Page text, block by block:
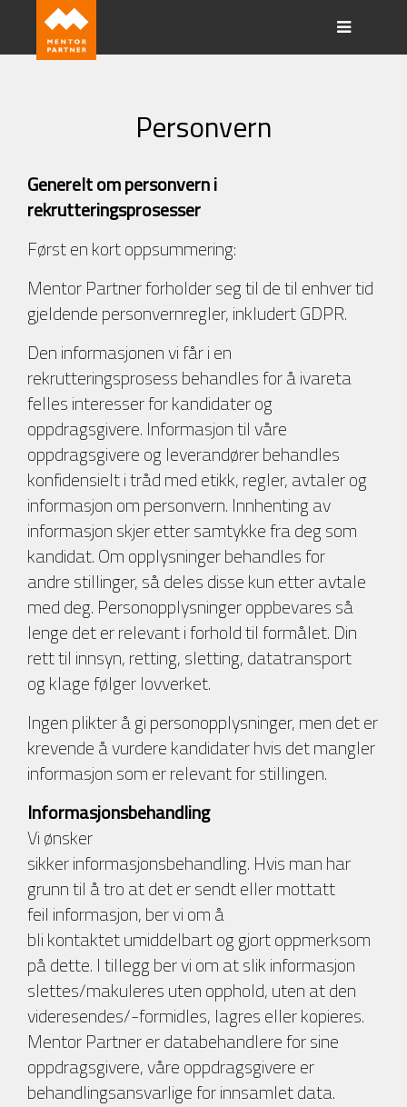
Personvern
Generelt om personvern i
rekrutteringsprosesser
Først en kort oppsummering:
Mentor Partner forholder seg til de til enhver tid
gjeldende personvernregler, inkludert GDPR.
Den informasjonen vi får i en
rekrutteringsprosess behandles for å ivareta
felles interesser for kandidater og
oppdragsgivere. Informasjon til våre
oppdragsgivere og leverandører behandles
konfidensielt i tråd med etikk, regler, avtaler og
informasjon om personvern. Innhenting av
informasjon skjer etter samtykke fra deg som
kandidat. Om opplysninger behandles for
andre stillinger, så deles disse kun etter avtale
med deg. Personopplysninger oppbevares så
lenge det er relevant i forhold til formålet. Din
rett til innsyn, retting, sletting, datatransport
og klage følger lovverket.
Ingen plikter å gi personopplysninger, men det er
krevende å vurdere kandidater hvis det mangler
informasjon som er relevant for stillingen.
Informasjonsbehandling
Vi ønsker
sikker informasjonsbehandling. Hvis man har
grunn til å tro at det er sendt eller mottatt
feil informasjon, ber vi om å
bli kontaktet umiddelbart og gjort oppmerksom
på dette. I tillegg ber vi om at slik informasjon
slettes/makuleres uten opphold, uten at den
videresendes/-formidles, lagres eller kopieres.
Mentor Partner er databehandlere for sine
oppdragsgivere, våre oppdragsgivere er
behandlingsansvarlige for innsamlet data.